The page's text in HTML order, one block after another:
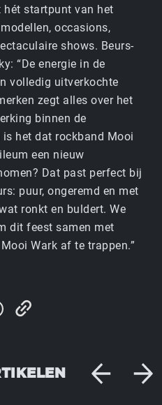
hét startpunt van het
occasions,
shows. Beurs­
“De energie in de
volledig uitverkochte
zegt alles over het
binnen de
het dat rockband Mooi
een nieuw
Dat past perfect bij
puur, ongeremd en met
ronkt en buldert. We
dit feest samen met
Wark af te trappen.”